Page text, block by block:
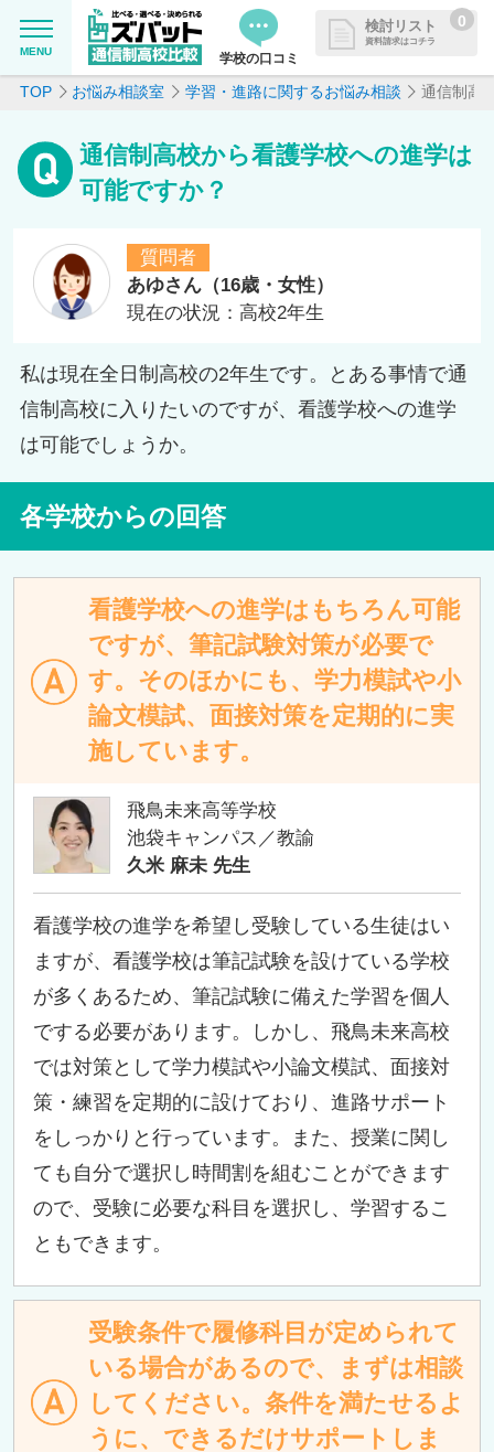
MENU 学校の口コミ
検討リスト
資料請求はコチラ
0
追加した学校を一覧で確認・まと
めて資料請求できます
MENU
学校を探したい
通信制高校について知りたい
はじめての方へ
掲載を希望される学校様へ
TOP お悩み相談室 学習・進路に関するお悩み相談 通信制高
通信制高校から看護学校への進学は
可能ですか？
質問者
あゆさん（16歳・女性）
現在の状況：高校2年生
私は現在全日制高校の2年生です。とある事情で通
信制高校に入りたいのですが、看護学校への進学
は可能でしょうか。
各学校からの回答
看護学校への進学はもちろん可能
ですが、筆記試験対策が必要で
す。そのほかにも、学力模試や小
論文模試、面接対策を定期的に実
施しています。
飛鳥未来高等学校
池袋キャンパス／教諭
久米 麻未 先生
看護学校の進学を希望し受験している生徒はい
ますが、看護学校は筆記試験を設けている学校
が多くあるため、筆記試験に備えた学習を個人
でする必要があります。しかし、飛鳥未来高校
では対策として学力模試や小論文模試、面接対
策・練習を定期的に設けており、進路サポート
をしっかりと行っています。また、授業に関し
ても自分で選択し時間割を組むことができます
ので、受験に必要な科目を選択し、学習するこ
ともできます。
受験条件で履修科目が定められて
いる場合があるので、まずは相談
してください。条件を満たせるよ
うに、できるだけサポートしま